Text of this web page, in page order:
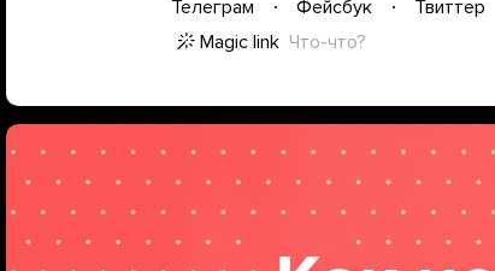
Телеграм Фейсбук Твиттер
Magic link Что-что?